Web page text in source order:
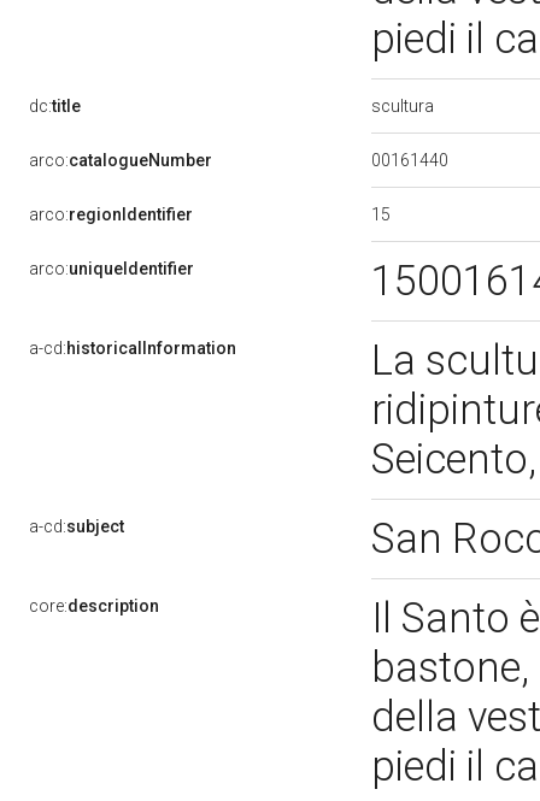
piedi il
dc:title scultura
arco:catalogueNumber 00161440
arco:regionIdentifier 15
arco:uniqueIdentifier
a-cd:historicalInformation
La
a-cd:subject San
core:description
Il Santo
della
piedi il